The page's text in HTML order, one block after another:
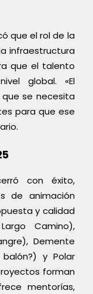
que el rol de la
infraestructura
que el talento
global. «El
se necesita
para que ese
con éxito,
de animación
y calidad
Camino),
Demente
y Polar
forman
mentorías,